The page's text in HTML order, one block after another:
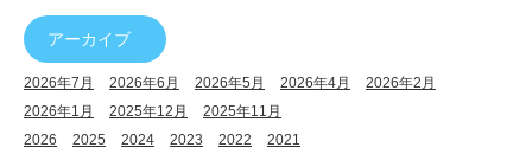
アーカイブ
2026年7月 2026年6月 2026年5月 2026年4月
2026年2月
2026年1月
2025年12月
2025年11月
2026
2025 2024 2023 2022 2021